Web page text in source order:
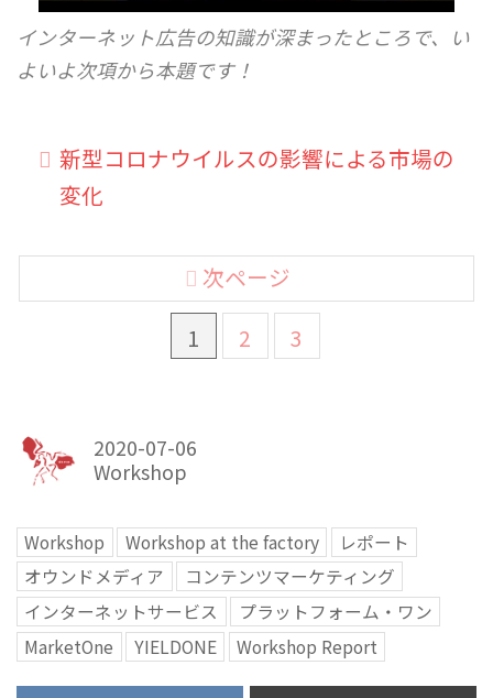
インターネット広告の知識が深まったところで、い
よいよ次項から本題です！
新型コロナウイルスの影響による市場の
変化
1 2 3
次ページ
2020-07-06
Workshop
Workshop Workshop at the factory
レポート
オウンドメディア
コンテンツマーケティング
インターネットサービス
プラットフォーム・ワン
MarketOne
YIELDONE Workshop Report